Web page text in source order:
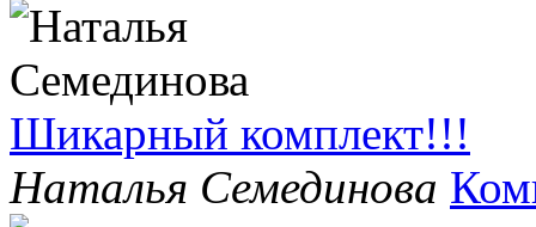
Шикарный комплект!!!
Наталья Семединова